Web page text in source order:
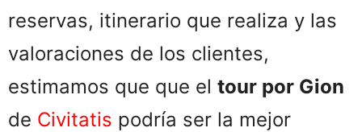
reservas, itinerario que realiza y las
valoraciones de los clientes,
estimamos que que el tour por Gion
de Civitatis podría ser la mejor